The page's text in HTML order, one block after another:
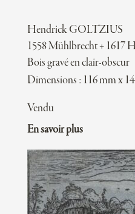
Hendrick GOLTZIUS
1558 Mühlbrecht + 1617
Bois gravé en clair-obscur
Dimensions : 116 mm x
Vendu
En savoir plus